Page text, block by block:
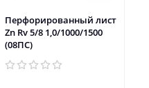
Перфорированный лист
Zn Rv 5/8 1,0/1000/1500
(08ПС)